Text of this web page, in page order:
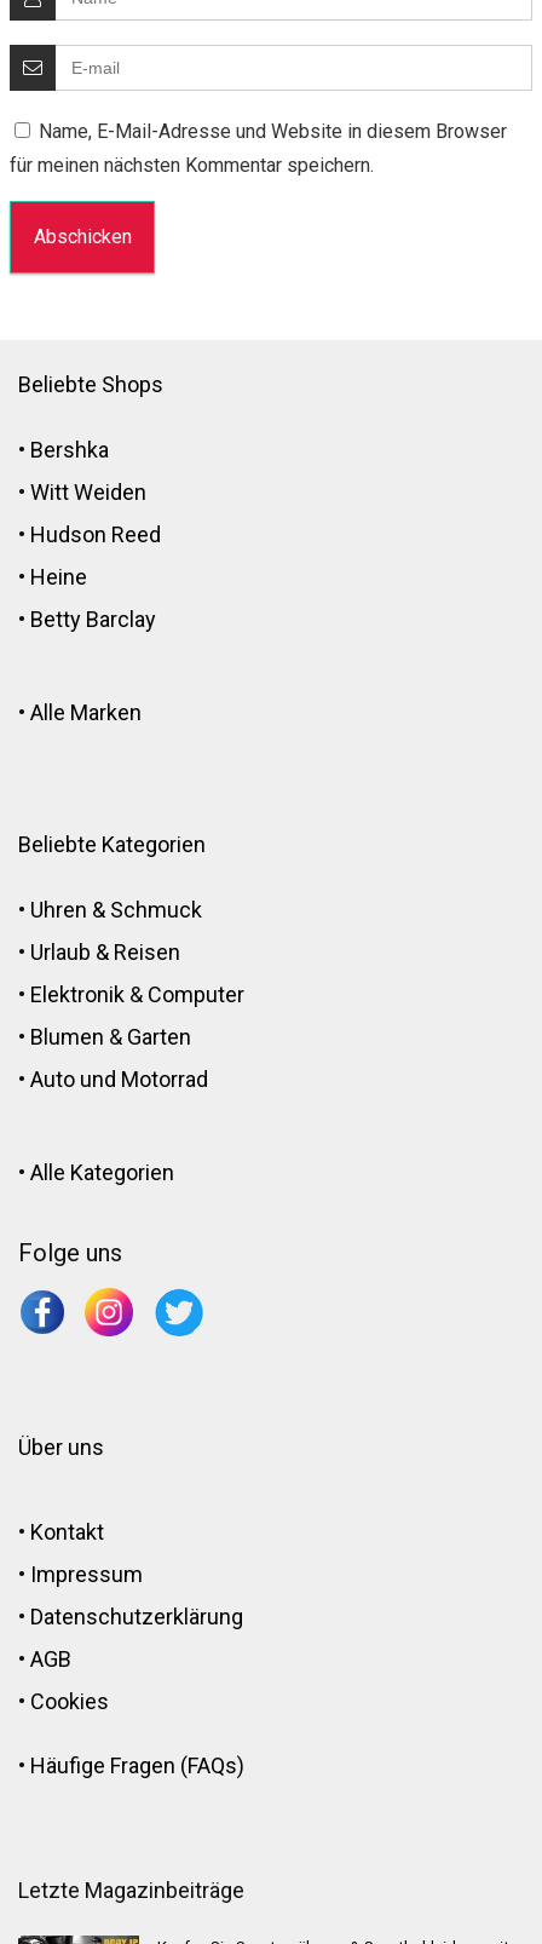
Name, E-Mail-Adresse und Website in diesem Browser
für meinen nächsten Kommentar speichern.
Beliebte Shops
• Bershka
• Witt Weiden
• Hudson Reed
• Heine
• Betty Barclay
• Alle Marken
Beliebte Kategorien
• Uhren & Schmuck
• Urlaub & Reisen
• Elektronik & Computer
• Blumen & Garten
• Auto und Motorrad
• Alle Kategorien
Folge uns
Über uns
• Kontakt
• Impressum
• Datenschutzerklärung
• AGB
• Cookies
• Häufige Fragen (FAQs)
Letzte Magazinbeiträge